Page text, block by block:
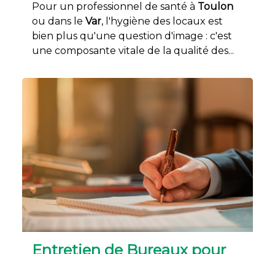
Pour un professionnel de santé à Toulon
ou dans le Var, l'hygiène des locaux est
bien plus qu'une question d'image : c'est
une composante vitale de la qualité des...
Entretien de Bureaux pour